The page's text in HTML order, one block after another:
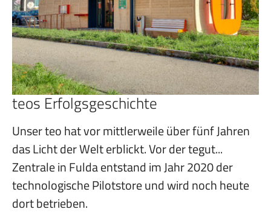
teos Erfolgsgeschichte
Unser teo hat vor mittlerweile über fünf Jahren
das Licht der Welt erblickt. Vor der tegut...
Zentrale in Fulda entstand im Jahr 2020 der
technologische Pilotstore und wird noch heute
dort betrieben.